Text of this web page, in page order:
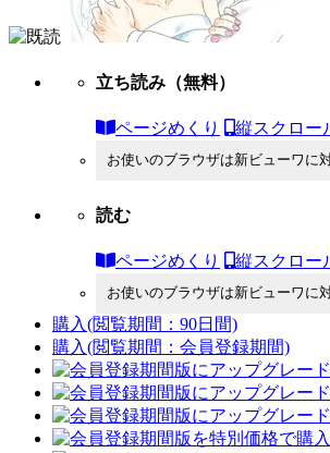
立ち読み （無料）
ページめくり 縦スクロー
お使いのブラウザは新ビューワに
読む
ページめくり 縦スクロー
お使いのブラウザは新ビューワに
購入(閲覧期間：90日間)
購入(閲覧期間：会員登録期間)